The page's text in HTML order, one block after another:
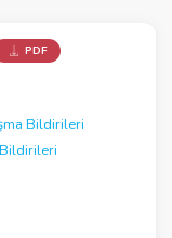
PDF
Bildirileri
Bildirileri